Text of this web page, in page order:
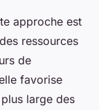
approche est
des ressources
de
favorise
large des